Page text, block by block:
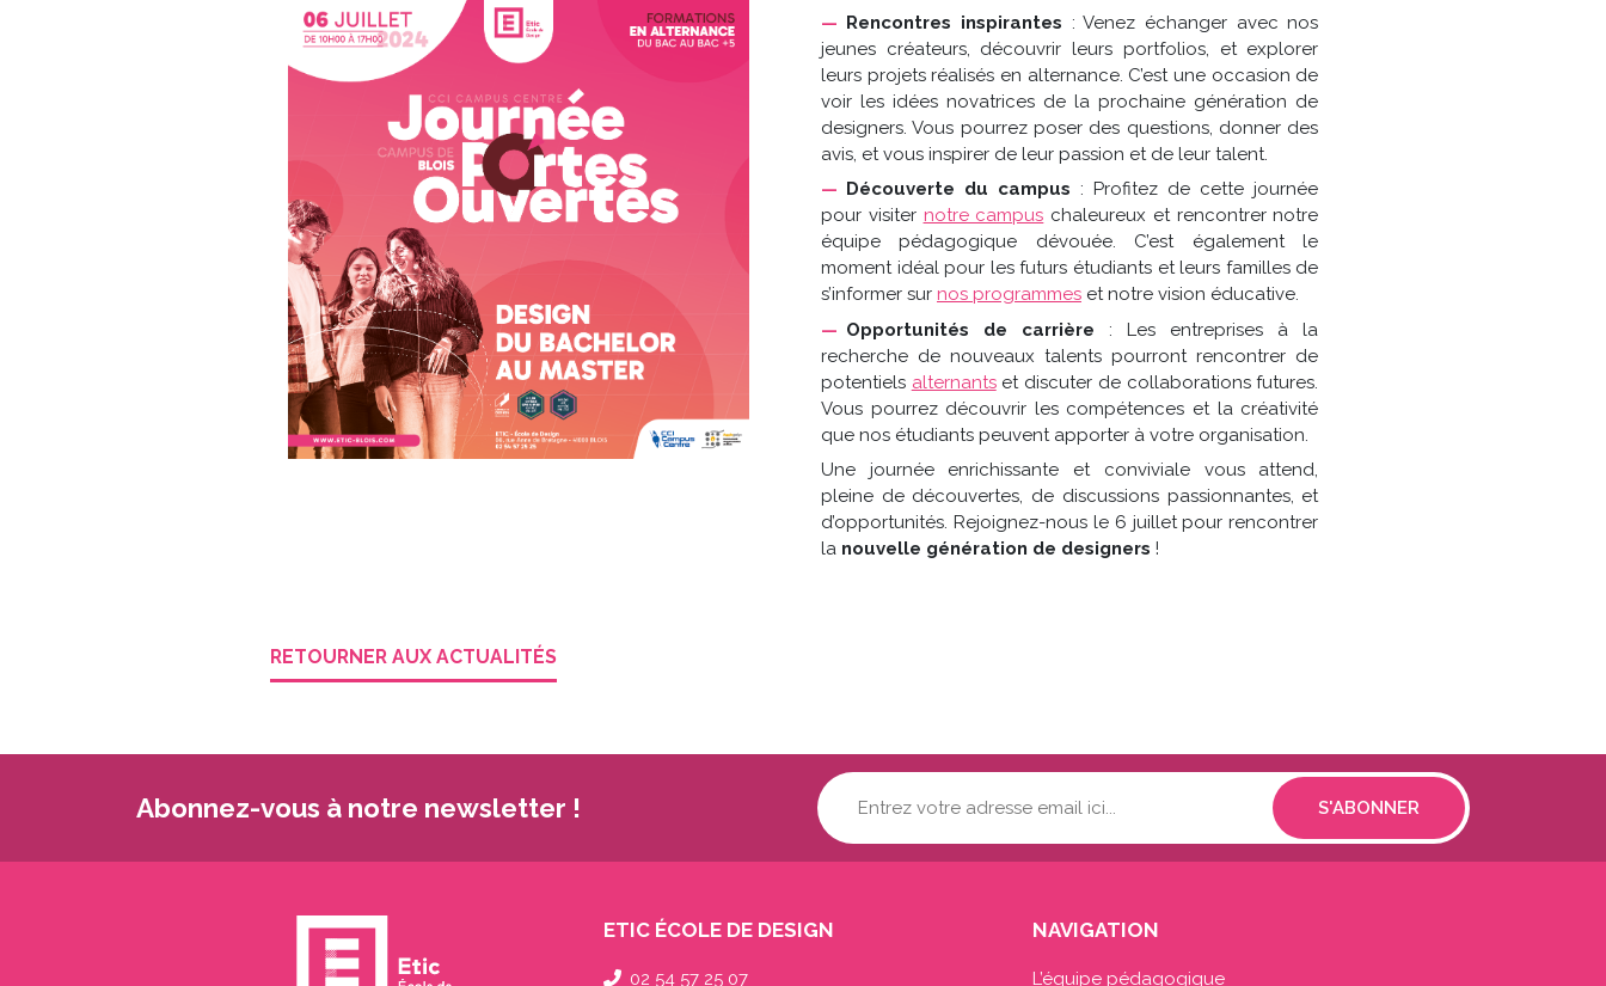
Rencontres inspirantes : Venez échanger avec nos
jeunes créateurs, découvrir leurs portfolios, et explorer
leurs projets réalisés en alternance. C’est une occasion de
voir les idées novatrices de la prochaine génération de
designers. Vous pourrez poser des questions, donner des
avis, et vous inspirer de leur passion et de leur talent.
Découverte du campus : Profitez de cette journée
pour visiter notre campus chaleureux et rencontrer notre
équipe pédagogique dévouée. C’est également le
moment idéal pour les futurs étudiants et leurs familles de
s’informer sur nos programmeset notre vision éducative.
Opportunités de carrière : Les entreprises à la
recherche de nouveaux talents pourront rencontrer de
potentiels alternantset discuter de collaborations futures.
Vous pourrez découvrir les compétences et la créativité
que nos étudiants peuvent apporter à votre organisation.
Une journée enrichissante et conviviale vous attend,
pleine de découvertes, de discussions passionnantes, et
d’opportunités. Rejoignez-nous le 6 juillet pour rencontrer
la nouvelle génération de designers !
RETOURNER AUX ACTUALITÉS
Abonnez-vous à notre newsletter !
Votre
adresse
mail...
ETIC ÉCOLE DE DESIGN
02 54 57 25 07
NAVIGATION
L’équipe pédagogique